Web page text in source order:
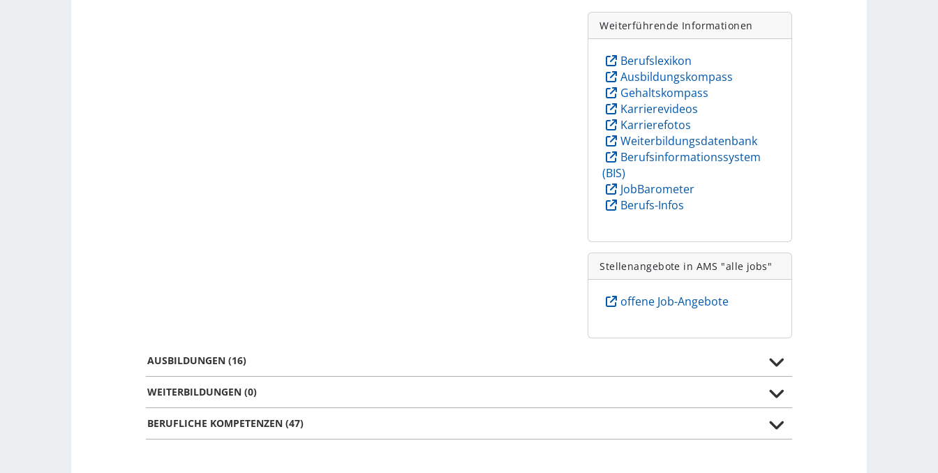
Weiterführende Informationen
Berufslexikon
Ausbildungskompass
Gehaltskompass
Karrierevideos
Karrierefotos
Weiterbildungsdatenbank
Berufsinformationssystem
(BIS)
JobBarometer
Berufs-Infos
Stellenangebote in AMS "alle jobs"
offene Job-Angebote
AUSBILDUNGEN (16)
WEITERBILDUNGEN (0)
BERUFLICHE KOMPETENZEN (47)